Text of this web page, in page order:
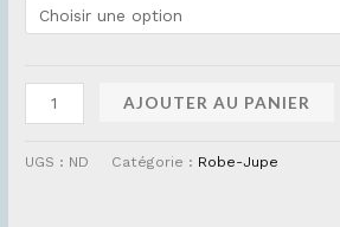
AJOUTER AU PANIER
UGS : ND Catégorie : Robe-Jupe